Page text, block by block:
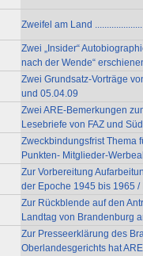
Zweifel am Land
Zwei „Insider“
nach der Wende“
Zwei Grundsatz-Vorträge
und 05.04.09
Zwei ARE-Bemerkungen
Lesebriefe von FAZ und
Zweckbindungsfrist Thema
Punkten- Mitglieder-
Zur Vorbereitung
der Epoche 1945 bis 1965 /
Zur Rückblende auf den
Landtag von Brandenburg
Zur Presseerklärung des
Oberlandesgerichts hat